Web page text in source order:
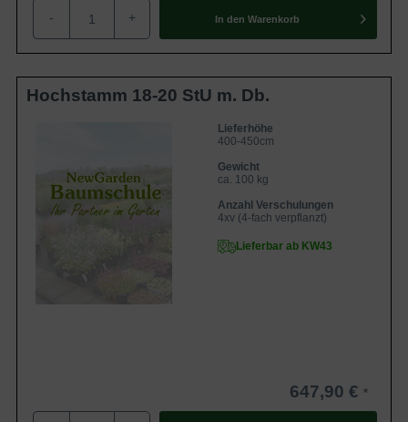
- + In den Warenkorb
Hochstamm 18-20 StU m. Db.
Lieferhöhe
400-450cm
Gewicht
ca. 100 kg
Anzahl Verschulungen
4xv (4-fach verpflanzt)
Lieferbar ab KW43
647,90 €